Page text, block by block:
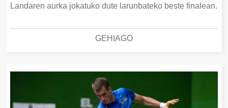
Landaren aurka jokatuko dute larunbateko beste finalean.
GEHIAGO